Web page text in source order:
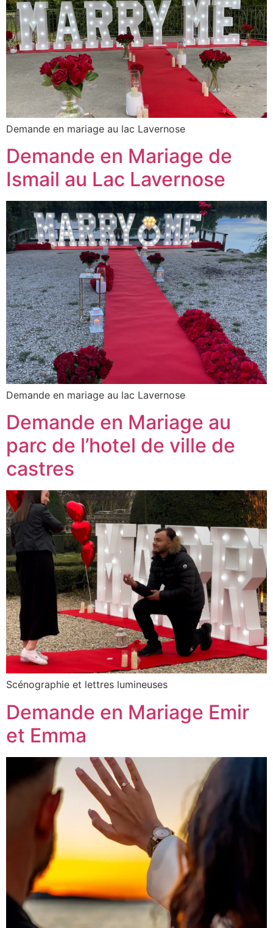
Demande en mariage au lac Lavernose
Demande en Mariage de
Ismail au Lac Lavernose
Demande en mariage au lac Lavernose
Demande en Mariage au
parc de l’hotel de ville de
castres
Scénographie et lettres lumineuses
Demande en Mariage Emir
et Emma